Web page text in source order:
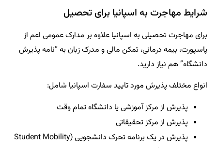
شرایط مهاجرت به اسپانیا برای تحصیل
برای مهاجرت تحصیلی به اسپانیا علاوه بر مدارک عمومی اعم از
پاسپورت، بیمه درمانی، تمکن مالی و مدرک زبان به “نامه پذیرش
دانشگاه” هم نیاز دارید.
انواع مختلف پذیرش مورد تایید سفارت اسپانیا شامل:
پذیرش از مرکز آموزشی یا دانشگاه تمام وقت
پذیرش از مرکز تحقیقاتی
پذیرش در یک برنامه تحرک دانشجویی (Student Mobility